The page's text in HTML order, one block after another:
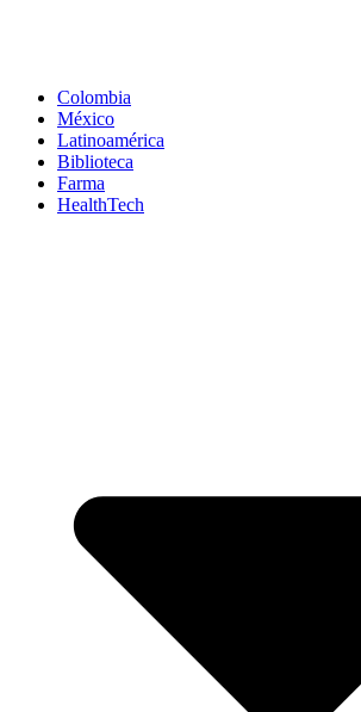
Colombia
México
Latinoamérica
Biblioteca
Farma
HealthTech